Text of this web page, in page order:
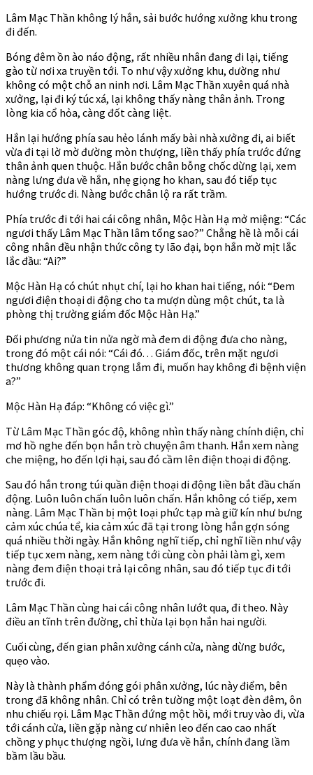
Lâm Mạc Thần không lý hắn, sải bước hướng xưởng khu trong
đi đến.
Bóng đêm ồn ào náo động, rất nhiều nhân đang đi lại, tiếng
gào từ nơi xa truyền tới. To như vậy xưởng khu, dường như
không có một chỗ an ninh nơi. Lâm Mạc Thần xuyên quá nhà
xưởng, lại đi ký túc xá, lại không thấy nàng thân ảnh. Trong
lòng kia cổ hỏa, càng đốt càng liệt.
Hắn lại hướng phía sau hẻo lánh mấy bài nhà xưởng đi, ai biết
vừa đi tại lờ mờ đường mòn thượng, liền thấy phía trước đứng
thân ảnh quen thuộc. Hắn bước chân bỗng chốc dừng lại, xem
nàng lưng đưa về hắn, nhẹ giọng ho khan, sau đó tiếp tục
hướng trước đi. Nàng bước chân lộ ra rất trầm.
Phía trước đi tới hai cái công nhân, Mộc Hàn Hạ mở miệng: “Các
ngươi thấy Lâm Mạc Thần lâm tổng sao?” Chẳng hề là mỗi cái
công nhân đều nhận thức công ty lão đại, bọn hắn mờ mịt lắc
lắc đầu: “Ai?”
Mộc Hàn Hạ có chút nhụt chí, lại ho khan hai tiếng, nói: “Đem
ngươi điện thoại di động cho ta mượn dùng một chút, ta là
phòng thị trường giám đốc Mộc Hàn Hạ.”
Đối phương nửa tin nửa ngờ mà đem di động đưa cho nàng,
trong đó một cái nói: “Cái đó. . . Giám đốc, trên mặt ngươi
thương không quan trọng lắm đi, muốn hay không đi bệnh viện
a?”
Mộc Hàn Hạ đáp: “Không có việc gì.”
Từ Lâm Mạc Thần góc độ, không nhìn thấy nàng chính diện, chỉ
mơ hồ nghe đến bọn hắn trò chuyện âm thanh. Hắn xem nàng
che miệng, ho đến lợi hại, sau đó cầm lên điện thoại di động.
Sau đó hắn trong túi quần điện thoại di động liền bắt đầu chấn
động. Luôn luôn chấn luôn luôn chấn. Hắn không có tiếp, xem
nàng. Lâm Mạc Thần bị một loại phức tạp mà giữ kín như bưng
cảm xúc chúa tể, kia cảm xúc đã tại trong lòng hắn gợn sóng
quá nhiều thời ngày. Hắn không nghĩ tiếp, chỉ nghĩ liền như vậy
tiếp tục xem nàng, xem nàng tới cùng còn phải làm gì, xem
nàng đem điện thoại trả lại công nhân, sau đó tiếp tục đi tới
trước đi.
Lâm Mạc Thần cùng hai cái công nhân lướt qua, đi theo. Này
điều an tĩnh trên đường, chỉ thừa lại bọn hắn hai người.
Cuối cùng, đến gian phân xưởng cánh cửa, nàng dừng bước,
quẹo vào.
Này là thành phẩm đóng gói phân xưởng, lúc này điểm, bên
trong đã không nhân. Chỉ có trên tường một loạt đèn đêm, ôn
nhu chiếu rọi. Lâm Mạc Thần đứng một hồi, mới truy vào đi, vừa
tới cánh cửa, liền gặp nàng cư nhiên leo đến cao cao nhất
chồng y phục thượng ngồi, lưng đưa về hắn, chính đang lầm
bầm lầu bầu.